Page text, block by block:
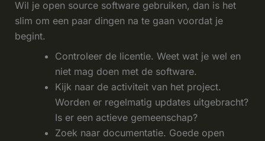
Wil je open source software gebruiken, dan is het
slim om een paar dingen na te gaan voordat je
begint.
Controleer de licentie. Weet wat je wel en
niet mag doen met de software.
Kijk naar de activiteit van het project.
Worden er regelmatig updates uitgebracht?
Is er een actieve gemeenschap?
Zoek naar documentatie. Goede open